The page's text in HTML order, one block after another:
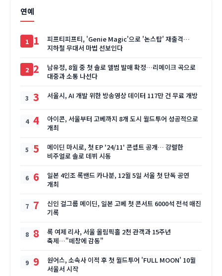
연예
1
피프티피프티, 'Genie Magic'으로 '논스탑' 재출격…
지하철 무대서 마법 선보인다
2
남유정, 8월 중 첫 솔로 앨범 발매 확정…리메이크 곡으로
대중과 소통 나선다
3 서울시, AI 개발 위한 방송영상 데이터 117만 건 무료 개방
4
아이콘, 서울부터 고베까지 8개 도시 월드투어 성공적으로
개최
5
메이딘 마시로, 첫 EP '24/11' 콘셉트 공개… 강렬한
비주얼로 솔로 데뷔 시동
6
일본 4인조 록밴드 카나분, 12월 5일 서울 첫 단독 공연
개최
7
신인 걸그룹 메이딘, 일본 고베 첫 콘서트 6000석 전석 매진
기록
8
록 여제 리사, 서울 올림픽홀 2천 관객과 15주년
축제…"떼창에 감동"
9
원어스, 소속사 이적 후 첫 월드투어 'FULL MOON' 10월
서울서 시작